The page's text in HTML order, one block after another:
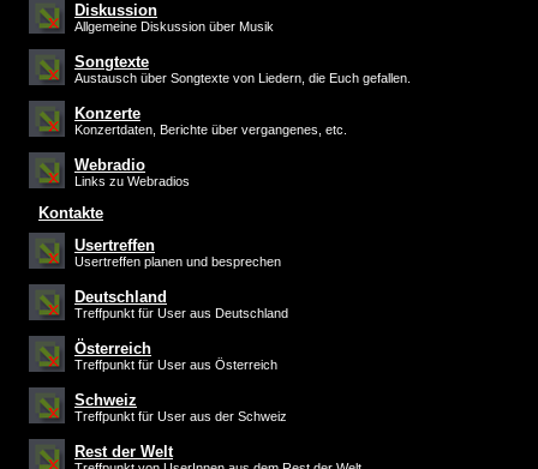
Diskussion
Allgemeine Diskussion über Musik
Songtexte
Austausch über Songtexte von Liedern, die Euch gefallen.
Konzerte
Konzertdaten, Berichte über vergangenes, etc.
Webradio
Links zu Webradios
Kontakte
Usertreffen
Usertreffen planen und besprechen
Deutschland
Treffpunkt für User aus Deutschland
Österreich
Treffpunkt für User aus Österreich
Schweiz
Treffpunkt für User aus der Schweiz
Rest der Welt